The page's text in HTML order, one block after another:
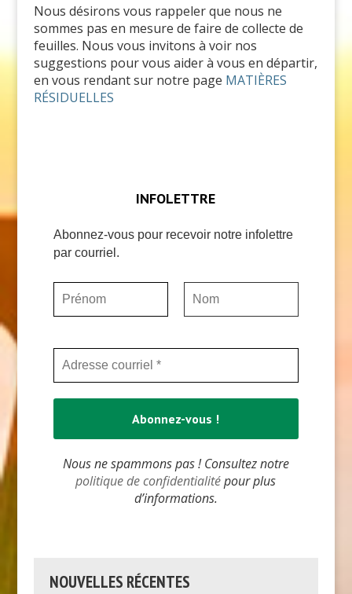
Nous désirons vous rappeler que nous ne
sommes pas en mesure de faire de collecte de
feuilles. Nous vous invitons à voir nos
suggestions pour vous aider à vous en départir,
en vous rendant sur notre page MATIÈRES
RÉSIDUELLES
INFOLETTRE
Abonnez-vous pour recevoir notre infolettre
par courriel.
Nous ne spammons pas ! Consultez notre
politique de confidentialitépour plus
d’informations.
NOUVELLES RÉCENTES